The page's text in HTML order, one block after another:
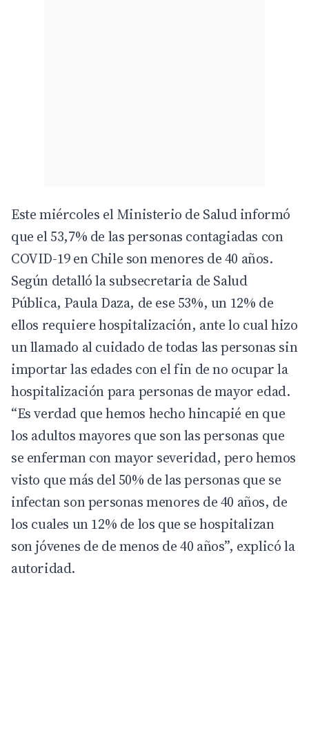
Este miércoles el Ministerio de Salud informó
que el 53,7% de las personas contagiadas con
COVID-19 en Chile son menores de 40 años.
Según detalló la subsecretaria de Salud
Pública, Paula Daza, de ese 53%, un 12% de
ellos requiere hospitalización, ante lo cual hizo
un llamado al cuidado de todas las personas sin
importar las edades con el fin de no ocupar la
hospitalización para personas de mayor edad.
“Es verdad que hemos hecho hincapié en que
los adultos mayores que son las personas que
se enferman con mayor severidad, pero hemos
visto que más del 50% de las personas que se
infectan son personas menores de 40 años, de
los cuales un 12% de los que se hospitalizan
son jóvenes de de menos de 40 años”, explicó la
autoridad.